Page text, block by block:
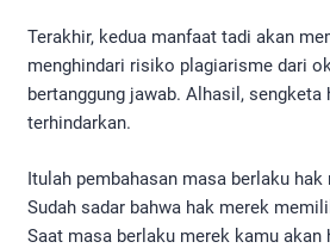
Terakhir, kedua manfaat tadi akan
menghindari risiko plagiarisme dari
bertanggung jawab. Alhasil, sengketa
terhindarkan.
Itulah pembahasan masa berlaku hak
Sudah sadar bahwa hak merek
Saat masa berlaku merek kamu akan